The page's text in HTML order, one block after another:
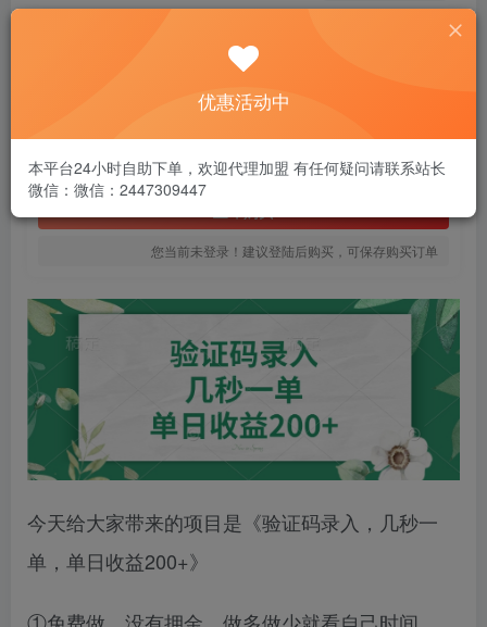
验证码录入，几秒一单，单日收益200+
此内容为付费阅读，请付费后查看
1.99
黄金会员免费
您当前未登录！建议登陆后购买，可保存购买订单
已售 24
今天给大家带来的项目是《验证码录入，几秒一
单，单日收益200+》
①免费做，没有押金，做多做少就看自己时间
优惠活动中
本平台24小时自助下单，欢迎代理加盟 有任何疑问请联系站长
微信：微信：2447309447